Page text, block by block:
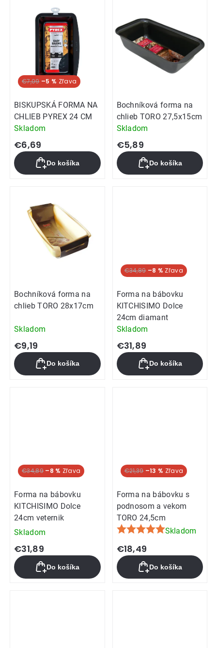
€7,09 –5 %
BISKUPSKÁ FORMA NA
CHLIEB PYREX 24 CM
Skladom
€6,69
Do košíka
Bochníková forma na
chlieb TORO 27,5x15cm
Skladom
€5,89
Do košíka
Bochníková forma na
chlieb TORO 28x17cm
Skladom
€9,19
Do košíka
€34,89 –8 %
Forma na bábovku
KITCHISIMO Dolce
24cm diamant
Skladom
€31,89
Do košíka
€34,89 –8 %
Forma na bábovku
KITCHISIMO Dolce
24cm veternik
Skladom
€31,89
Do košíka
€21,39 –13 %
Forma na bábovku s
podnosom a vekom
TORO 24,5cm
Priemerné
hodnotenie
produktu
je
5,0
Skladom
€18,49
Do košíka